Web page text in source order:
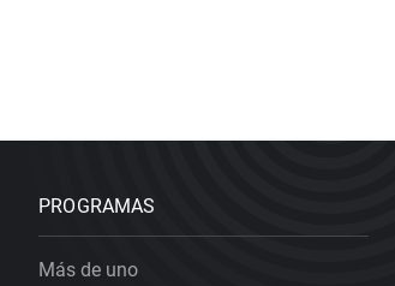
PROGRAMAS
Más de uno